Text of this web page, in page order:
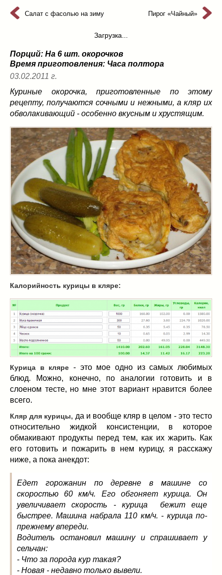
салаты
сладкие блюда
молочные(4)
солянка(4)
суп с фрикадельками(8)
суп-пюре
(10)
холодные супы (22)
тушеное(42)
Вкусные враги фигуры…(44)
десерты(2)
Масленица
(17)
пироги(8)
рецепты теста(2)
торты(12)
хворост
Вкусные полезности
вареное(0)
жареное(3)
запекаем(11)
напитки(1)
разное
(6)
рыбные блюда(4)
Супы (1)
Заначка на зиму!
(29)
Грибы(5)
Овощные заготовки
(11)
Сладкие заготовки(10)
Поговорим о (19)
конкурсы (7)
продуктах
(2)
разном
Постные рецепты(8)
Салат с фасолью на зиму Пирог «Чайный»
Загрузка...
Порций: На 6 шт. окорочков
Время приготовления: Часа полтора
03.02.2011 г.
Куриные окорочка, приготовленные по этому
рецепту, получаются сочными и нежными, а кляр их
обволакивающий - особенно вкусным и хрустящим.
Калорийность курицы в кляре:
Курица в кляре - это мое одно из самых любимых
блюд. Можно, конечно, по аналогии готовить и в
слоеном тесте, но мне этот вариант нравится более
всего.
Кляр для курицы, да и вообще кляр в целом - это тесто
относительно жидкой консистенции, в которое
обмакивают продукты перед тем, как их жарить. Как
его готовить и пожарить в нем курицу, я расскажу
ниже, а пока анекдот:
Едет горожанин по деревне в машине со
скоростью 60 км/ч. Его обгоняет курица. Он
увеличивает скорость - курица бежит еще
быстрее. Машина набрала 110 км/ч. - курица по-
прежнему впереди.
Водитель остановил машину и спрашивает у
сельчан:
- Что за порода кур такая?
- Новая - недавно только вывели.